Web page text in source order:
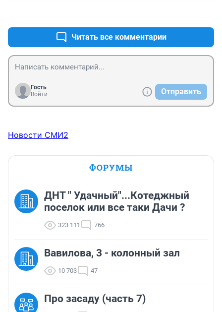
Читать все комментарии
Гость
Войти
Отправить
Новости СМИ2
ФОРУМЫ
ДНТ " Удачный"...Котеджный
поселок или все таки Дачи ?
323 111 766
Вавилова, 3 - колонный зал
10 703 47
Про засаду (часть 7)